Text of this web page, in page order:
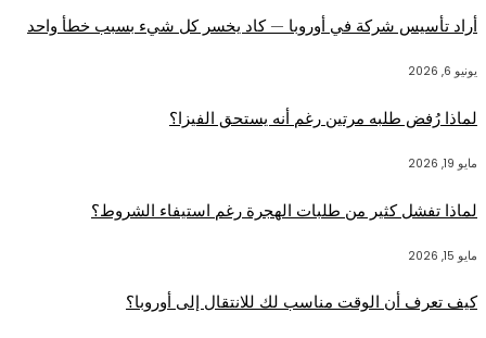
أراد تأسيس شركة في أوروبا — كاد يخسر كل شيء بسبب خطأ واحد
يونيو 6, 2026
لماذا رُفض طلبه مرتين رغم أنه يستحق الفيزا؟
مايو 19, 2026
لماذا تفشل كثير من طلبات الهجرة رغم استيفاء الشروط؟
مايو 15, 2026
كيف تعرف أن الوقت مناسب لك للانتقال إلى أوروبا؟